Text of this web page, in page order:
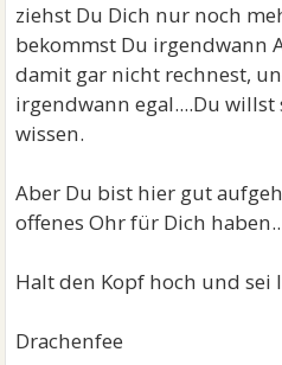
ziehst Du Dich nur noch
bekommst Du irgendwann
damit gar nicht rechnest,
irgendwann egal....Du
wissen.
Aber Du bist hier gut
offenes Ohr für Dich
Halt den Kopf hoch und sei
Drachenfee